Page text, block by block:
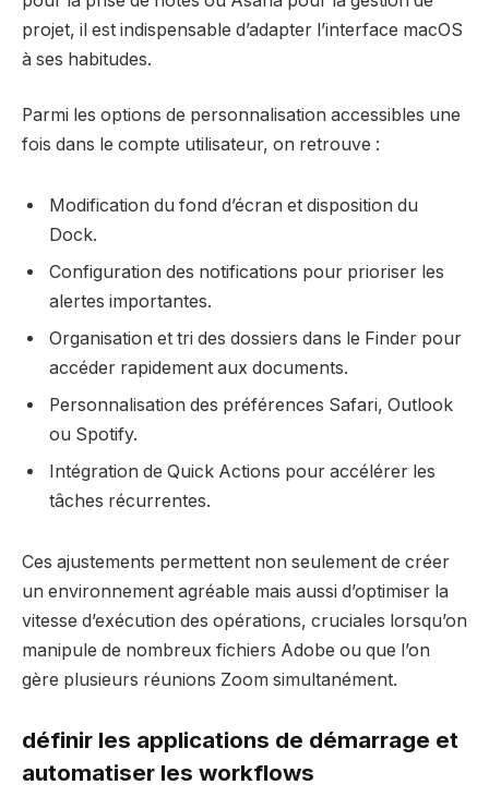
projet, il est indispensable d’adapter l’interface macOS
à ses habitudes.
Parmi les options de personnalisation accessibles une
fois dans le compte utilisateur, on retrouve :
Modification du fond d’écran et disposition du
Dock.
Configuration des notifications pour prioriser les
alertes importantes.
Organisation et tri des dossiers dans le Finder pour
accéder rapidement aux documents.
Personnalisation des préférences Safari, Outlook
ou Spotify.
Intégration de Quick Actions pour accélérer les
tâches récurrentes.
Ces ajustements permettent non seulement de créer
un environnement agréable mais aussi d’optimiser la
vitesse d’exécution des opérations, cruciales lorsqu’on
manipule de nombreux fichiers Adobe ou que l’on
gère plusieurs réunions Zoom simultanément.
définir les applications de démarrage et
automatiser les workflows